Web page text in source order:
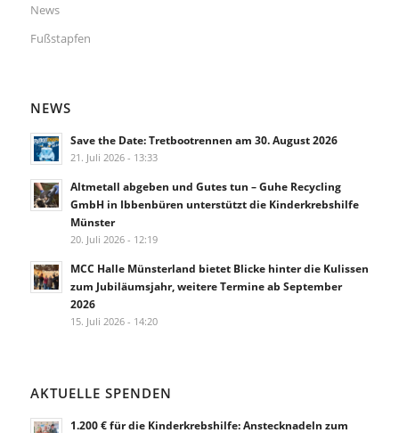
News
Fußstapfen
NEWS
Save the Date: Tretbootrennen am 30. August 2026
21. Juli 2026 - 13:33
Altmetall abgeben und Gutes tun – Guhe Recycling
GmbH in Ibbenbüren unterstützt die Kinderkrebshilfe
Münster
20. Juli 2026 - 12:19
MCC Halle Münsterland bietet Blicke hinter die Kulissen
zum Jubiläumsjahr, weitere Termine ab September
2026
15. Juli 2026 - 14:20
AKTUELLE SPENDEN
1.200 € für die Kinderkrebshilfe: Anstecknadeln zum